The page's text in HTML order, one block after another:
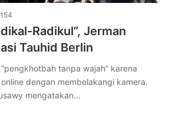
154
Radikul”, Jerman
Tauhid Berlin
tanpa wajah” karena
dengan membelakangi kamera.
mengatakan…